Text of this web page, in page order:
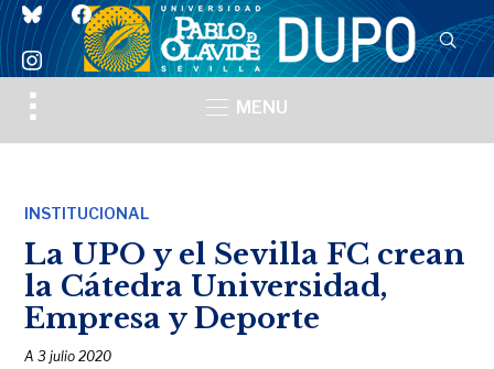
blueskyfacebook
instagram
Toggle
sidebar
MENU
INSTITUCIONAL
La UPO y el Sevilla FC crean
la Cátedra Universidad,
Empresa y Deporte
A3 julio 2020